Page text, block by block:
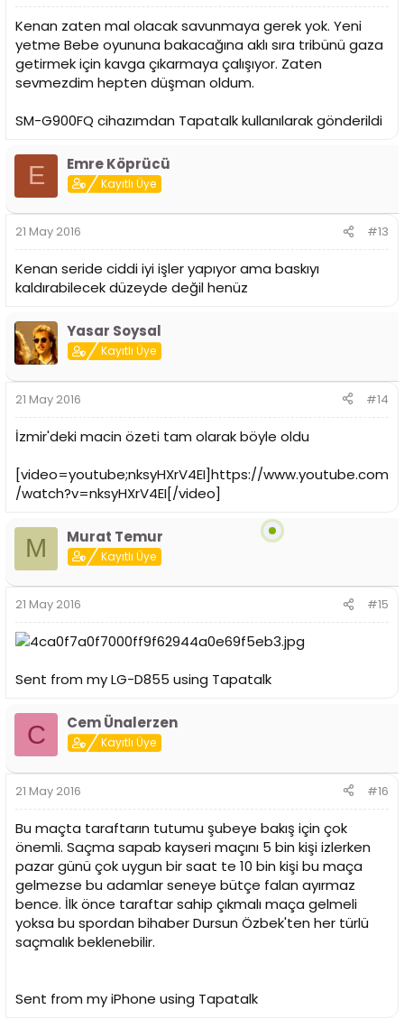
Kenan zaten mal olacak savunmaya gerek yok. Yeni
yetme Bebe oyununa bakacağına aklı sıra tribünü gaza
getirmek için kavga çıkarmaya çalışıyor. Zaten
sevmezdim hepten düşman oldum.
SM-G900FQ cihazımdan Tapatalk kullanılarak gönderildi
E Emre Köprücü
Kayıtlı Üye
21 May 2016 #13
Kenan seride ciddi iyi işler yapıyor ama baskıyı
kaldırabilecek düzeyde değil henüz
Yasar Soysal
Kayıtlı Üye
21 May 2016 #14
İzmir'deki macin özeti tam olarak böyle oldu
[video=youtube;nksyHXrV4EI]https://www.youtube.com
/watch?v=nksyHXrV4EI[/video]
M Murat Temur
Kayıtlı Üye
21 May 2016 #15
Sent from my LG-D855 using Tapatalk
C Cem Ünalerzen
Kayıtlı Üye
21 May 2016 #16
Bu maçta taraftarın tutumu şubeye bakış için çok
önemli. Saçma sapab kayseri maçını 5 bin kişi izlerken
pazar günü çok uygun bir saat te 10 bin kişi bu maça
gelmezse bu adamlar seneye bütçe falan ayırmaz
bence. İlk önce taraftar sahip çıkmalı maça gelmeli
yoksa bu spordan bihaber Dursun Özbek'ten her türlü
saçmalık beklenebilir.
Sent from my iPhone using Tapatalk